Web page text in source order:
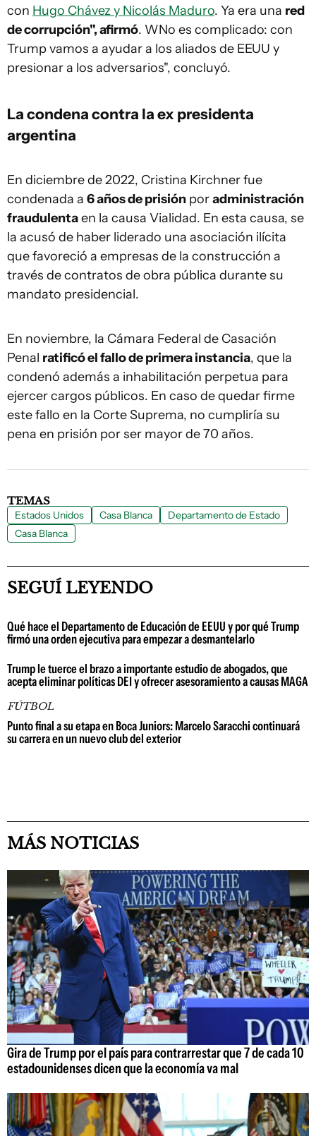
con Hugo Chávez y Nicolás Maduro. Ya era una red
de corrupción", afirmó. WNo es complicado: con
Trump vamos a ayudar a los aliados de EEUU y
presionar a los adversarios", concluyó.
La condena contra la ex presidenta
argentina
En diciembre de 2022, Cristina Kirchner fue
condenada a 6 años de prisión poradministración
fraudulentaen la causa Vialidad. En esta causa, se
la acusó de haber liderado una asociación ilícita
que favoreció a empresas de la construcción a
través de contratos de obra pública durante su
mandato presidencial.
En noviembre, la Cámara Federal de Casación
Penal ratificó el fallo de primera instancia, que la
condenó además a inhabilitación perpetua para
ejercer cargos públicos. En caso de quedar firme
este fallo en la Corte Suprema, no cumpliría su
pena en prisión por ser mayor de 70 años.
TEMAS
Estados Unidos Casa Blanca
Departamento de Estado
Casa Blanca
SEGUÍ LEYENDO
Qué hace el Departamento de Educación de EEUU y por qué Trump
firmó una orden ejecutiva para empezar a desmantelarlo
Trump le tuerce el brazo a importante estudio de abogados, que
acepta eliminar políticas DEI y ofrecer asesoramiento a causas MAGA
FÚTBOL
Punto final a su etapa en Boca Juniors: Marcelo Saracchi continuará
su carrera en un nuevo club del exterior
MÁS NOTICIAS
Gira de Trump por el país para contrarrestar que 7 de cada 10
estadounidenses dicen que la economía va mal